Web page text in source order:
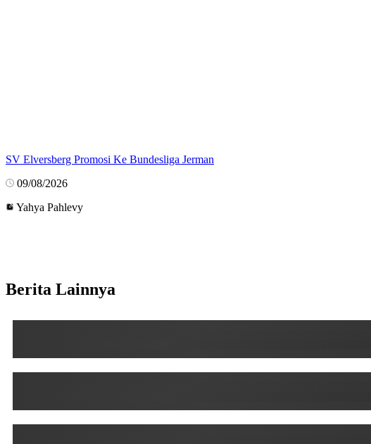
SV Elversberg Promosi Ke Bundesliga Jerman
09/08/2026
Yahya Pahlevy
Berita Lainnya